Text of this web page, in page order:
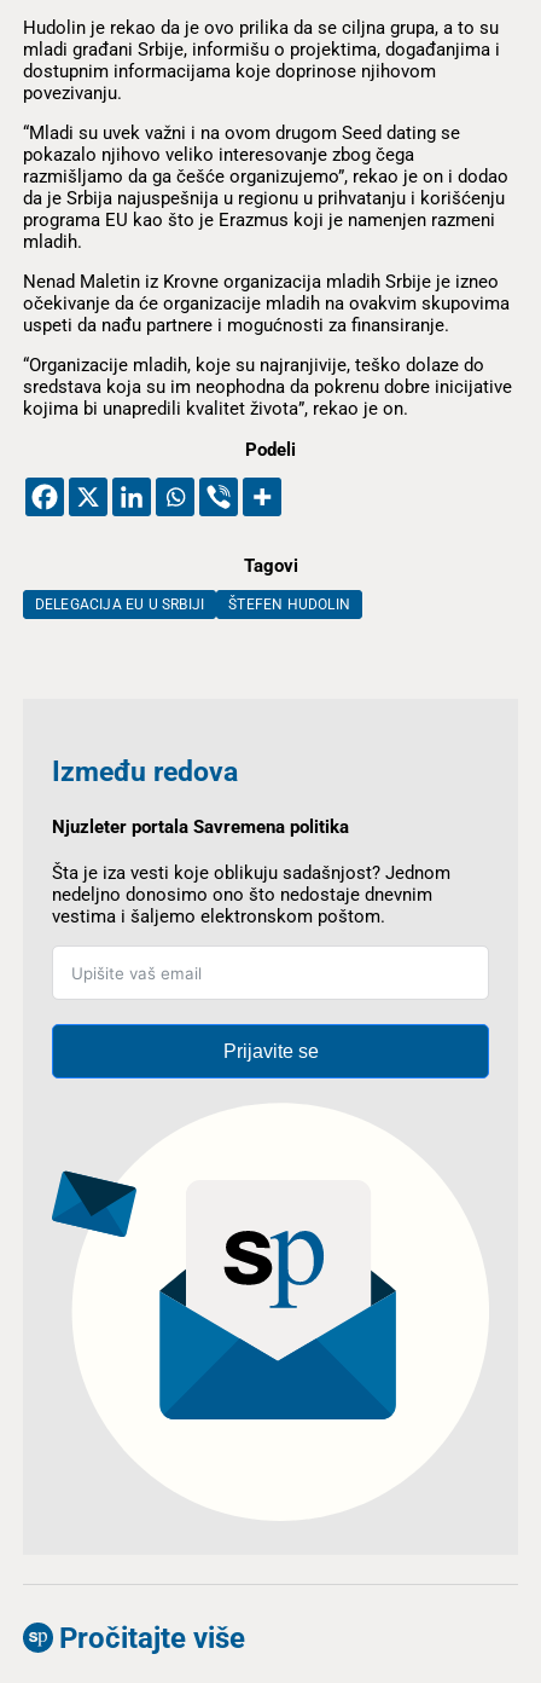
Hudolin je rekao da je ovo prilika da se ciljna grupa, a to su
mladi građani Srbije, informišu o projektima, događanjima i
dostupnim informacijama koje doprinose njihovom
povezivanju.
“Mladi su uvek važni i na ovom drugom Seed dating se
pokazalo njihovo veliko interesovanje zbog čega
razmišljamo da ga češće organizujemo”, rekao je on i dodao
da je Srbija najuspešnija u regionu u prihvatanju i korišćenju
programa EU kao što je Erazmus koji je namenjen razmeni
mladih.
Nenad Maletin iz Krovne organizacija mladih Srbije je izneo
očekivanje da će organizacije mladih na ovakvim skupovima
uspeti da nađu partnere i mogućnosti za finansiranje.
“Organizacije mladih, koje su najranjivije, teško dolaze do
sredstava koja su im neophodna da pokrenu dobre inicijative
kojima bi unapredili kvalitet života”, rekao je on.
Podeli
Tagovi
DELEGACIJA EU U SRBIJI ŠTEFEN HUDOLIN
Između redova
Njuzleter portala Savremena politika
Šta je iza vesti koje oblikuju sadašnjost? Jednom
nedeljno donosimo ono što nedostaje dnevnim
vestima i šaljemo elektronskom poštom.
Prijavite se
Pročitajte više